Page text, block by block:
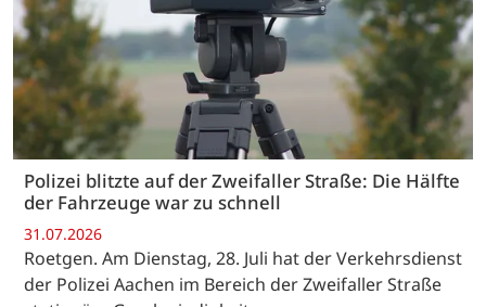
Polizei blitzte auf der Zweifaller Straße: Die Hälfte
der Fahrzeuge war zu schnell
31.07.2026
Roetgen. Am Dienstag, 28. Juli hat der Verkehrsdienst
der Polizei Aachen im Bereich der Zweifaller Straße